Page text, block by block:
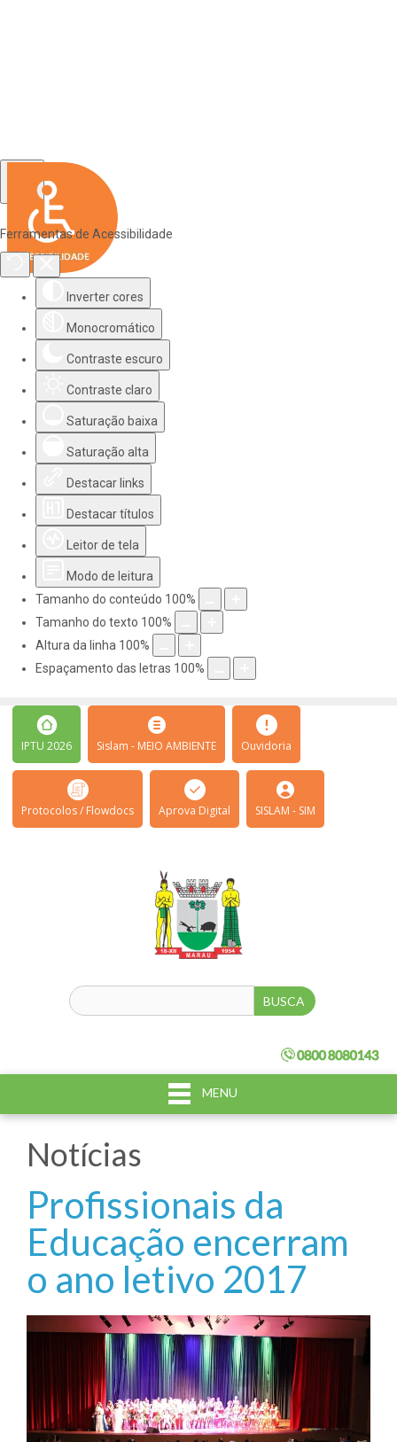
Ferramentas de Acessibilidade
Inverter cores
Monocromático
Contraste escuro
Contraste claro
Saturação baixa
Saturação alta
Destacar links
Destacar títulos
Leitor de tela
Modo de leitura
Tamanho do conteúdo 100%
Tamanho do texto 100%
Altura da linha 100%
Espaçamento das letras 100%
IPTU 2026 Sislam - MEIO AMBIENTE Ouvidoria
Protocolos / Flowdocs Aprova Digital SISLAM - SIM
MENU
Notícias
Profissionais da
Educação encerram
o ano letivo 2017